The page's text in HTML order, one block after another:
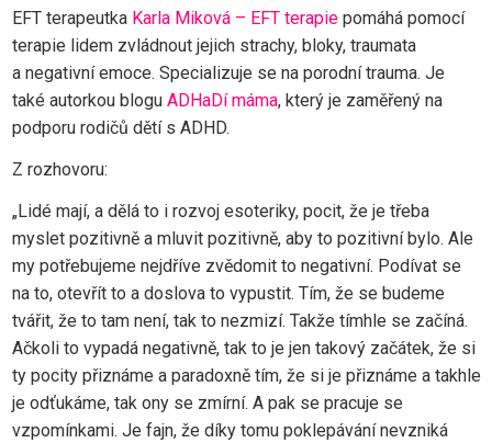
EFT terapeutka Karla Miková – EFT terapiepomáhá pomocí
terapie lidem zvládnout jejich strachy, bloky, traumata
a negativní emoce. Specializuje se na porodní trauma. Je
také autorkou blogu ADHaDí máma, který je zaměřený na
podporu rodičů dětí s ADHD.
Z rozhovoru:
„Lidé mají, a dělá to i rozvoj esoteriky, pocit, že je třeba
myslet pozitivně a mluvit pozitivně, aby to pozitivní bylo. Ale
my potřebujeme nejdříve zvědomit to negativní. Podívat se
na to, otevřít to a doslova to vypustit. Tím, že se budeme
tvářit, že to tam není, tak to nezmizí. Takže tímhle se začíná.
Ačkoli to vypadá negativně, tak to je jen takový začátek, že si
ty pocity přiznáme a paradoxně tím, že si je přiznáme a takhle
je odťukáme, tak ony se zmírní. A pak se pracuje se
vzpomínkami. Je fajn, že díky tomu poklepávání nevzniká